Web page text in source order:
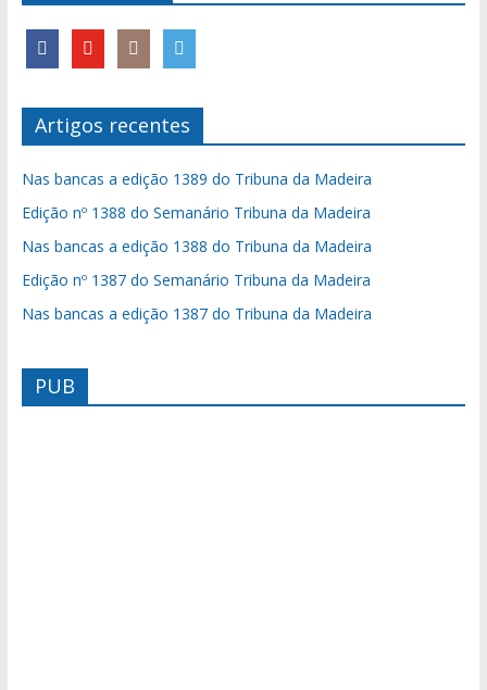
Artigos recentes
Nas bancas a edição 1389 do Tribuna da Madeira
Edição nº 1388 do Semanário Tribuna da Madeira
Nas bancas a edição 1388 do Tribuna da Madeira
Edição nº 1387 do Semanário Tribuna da Madeira
Nas bancas a edição 1387 do Tribuna da Madeira
PUB